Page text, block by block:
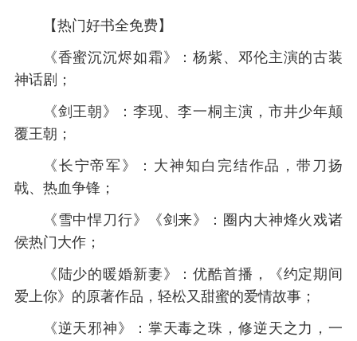
【热门好书全免费】
《香蜜沉沉烬如霜》：杨紫、邓伦主演的古装
神话剧；
《剑王朝》：李现、李一桐主演，市井少年颠
覆王朝；
《长宁帝军》：大神知白完结作品，带刀扬
戟、热血争锋；
《雪中悍刀行》《剑来》：圈内大神烽火戏诸
侯热门大作；
《陆少的暖婚新妻》：优酷首播，《约定期间
爱上你》的原著作品，轻松又甜蜜的爱情故事；
《逆天邪神》：掌天毒之珠，修逆天之力，一